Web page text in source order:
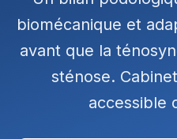
biomécanique et
avant que la
sténose.
accessible